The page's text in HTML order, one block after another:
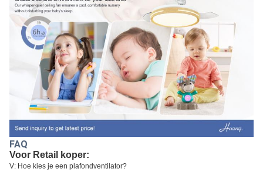
FAQ
Voor Retail koper:
V: Hoe kies je een plafondventilator?